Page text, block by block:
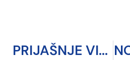
PRIJAŠNJE VIJESTI